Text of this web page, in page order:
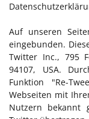
Auf unseren
eingebunden.
Twitter Inc., 795
94107, USA.
Funktion "Re-
Webseiten mit
Nutzern bekannt